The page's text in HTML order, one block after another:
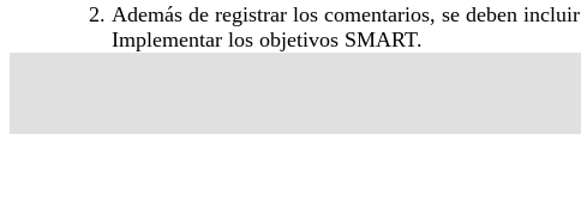
Además de registrar los comentarios, se deben incluir
Implementar los objetivos SMART.